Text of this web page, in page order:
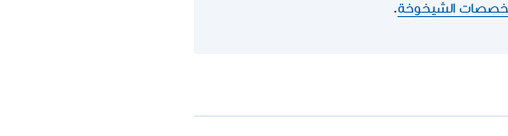
الشيخوخة.